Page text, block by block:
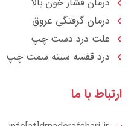
درمان گرفتگی عروق
علت درد دست چپ
درد قفسه سينه سمت چپ
با ما